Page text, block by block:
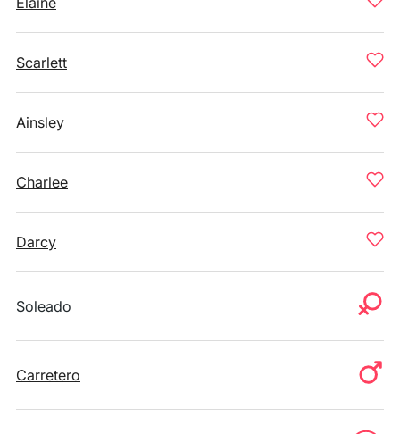
Scarlett
Ainsley
Charlee
Darcy
Soleado
Carretero